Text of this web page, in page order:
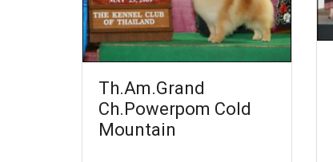
Th.Am.Grand
Ch.Powerpom Cold
Mountain